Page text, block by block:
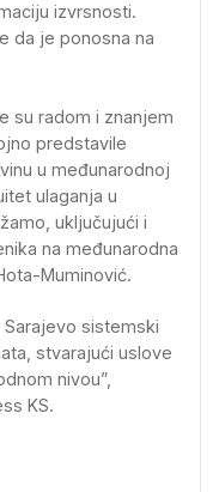
izvrsnosti.
da je ponosna na
su radom i znanjem
predstavile
u međunarodnoj
ulaganja u
uključujući i
na međunarodna
Muminović.
sistemski
stvarajući uslove
nivou”,
KS.